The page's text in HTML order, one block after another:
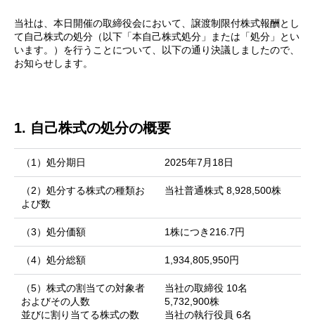
当社は、本日開催の取締役会において、譲渡制限付株式報酬とし
て自己株式の処分（以下「本自己株式処分」または「処分」とい
います。）を行うことについて、以下の通り決議しましたので、
お知らせします。
1. 自己株式の処分の概要
（1）処分期日 2025年7月18日
（2）処分する株式の種類お
よび数
当社普通株式 8,928,500株
（3）処分価額 1株につき216.7円
（4）処分総額 1,934,805,950円
（5）株式の割当ての対象者
およびその人数
並びに割り当てる株式の数
当社の取締役 10名
5,732,900株
当社の執行役員 6名